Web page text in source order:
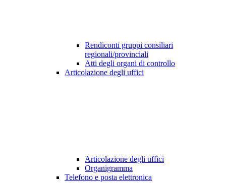
Rendiconti gruppi consiliari
regionali/provinciali
Atti degli organi di controllo
Articolazione degli uffici
Articolazione degli uffici
Organigramma
Telefono e posta elettronica